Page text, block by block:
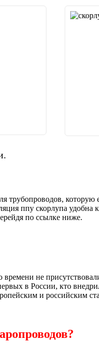
трубопроводов,
ппу скорлупа удобна
по ссылке ниже.
не
в России, кто
и российским